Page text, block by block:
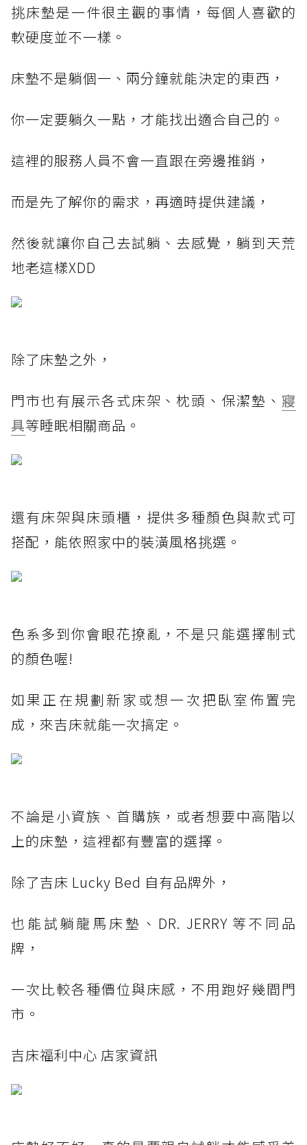
挑床墊是一件很主觀的事情，每個人喜歡的
軟硬度並不一樣。
床墊不是躺個一、兩分鐘就能決定的東西，
你一定要躺久一點，才能找出適合自己的。
這裡的服務人員不會一直跟在旁邊推銷，
而是先了解你的需求，再適時提供建議，
然後就讓你自己去試躺、去感覺，躺到天荒
地老這樣XDD
除了床墊之外，
門市也有展示各式床架、枕頭、保潔墊、 寢
具等睡眠相關商品。
還有床架與床頭櫃，提供多種顏色與款式可
搭配，能依照家中的裝潢風格挑選。
色系多到你會眼花撩亂，不是只能選擇制式
的顏色喔!
如果正在規劃新家或想一次把臥室佈置完
成，來吉床就能一次搞定。
不論是小資族、首購族，或者想要中高階以
上的床墊，這裡都有豐富的選擇。
除了吉床 Lucky Bed 自有品牌外，
也能試躺龍馬床墊、DR. JERRY 等不同品
牌，
一次比較各種價位與床感，不用跑好幾間門
市。
吉床福利中心 店家資訊